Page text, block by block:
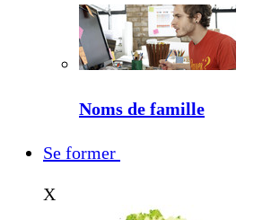
Noms de famille
Se former
X